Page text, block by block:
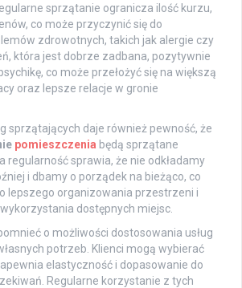
sprzątanie ogranicza ilość kurzu,
co może przyczynić się do
zdrowotnych, takich jak alergie czy
która jest dobrze zadbana, pozytywnie
co może przełożyć się na większą
oraz lepsze relacje w gronie
sprzątających daje również pewność, że
pomieszczenia będą sprzątane
regularność sprawia, że nie odkładamy
i dbamy o porządek na bieżąco, co
lepszego organizowania przestrzeni i
dostępnych miejsc.
o możliwości dostosowania usług
potrzeb. Klienci mogą wybierać
elastyczność i dopasowanie do
Regularne korzystanie z tych